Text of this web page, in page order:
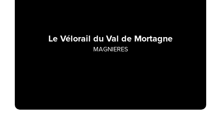
Le Vélorail du Val de Mortagne
MAGNIERES